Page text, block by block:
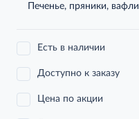
Печенье, пряники, вафли
Есть в наличии
Доступно к заказу
Цена по акции